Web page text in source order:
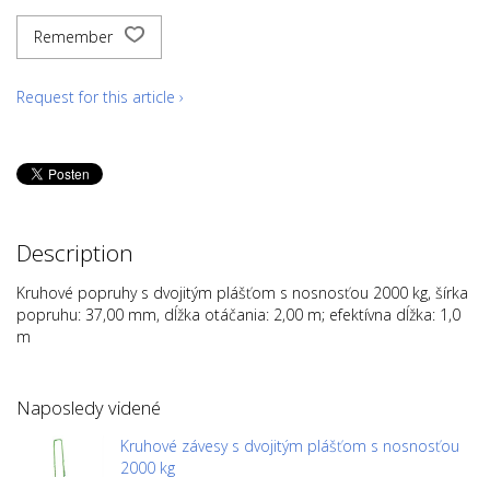
Remember
Request for this article ›
Description
Kruhové popruhy s dvojitým plášťom s nosnosťou 2000 kg, šírka
popruhu: 37,00 mm, dĺžka otáčania: 2,00 m; efektívna dĺžka: 1,0
m
Naposledy videné
Kruhové závesy s dvojitým plášťom s nosnosťou
2000 kg